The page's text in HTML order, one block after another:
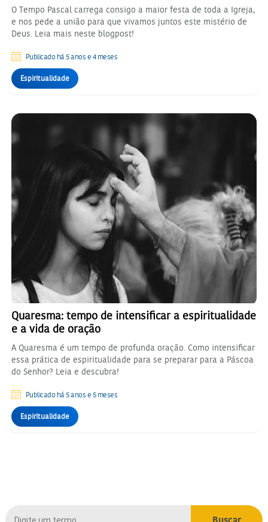
O Tempo Pascal carrega consigo a maior festa de toda a Igreja,
e nos pede a união para que vivamos juntos este mistério de
Deus. Leia mais neste blogpost!
Publicado há 5 anos e 4 meses
Espiritualidade
Quaresma: tempo de intensificar a espiritualidade
e a vida de oração
A Quaresma é um tempo de profunda oração. Como intensificar
essa prática de espiritualidade para se preparar para a Páscoa
do Senhor? Leia e descubra!
Publicado há 5 anos e 5 meses
Espiritualidade